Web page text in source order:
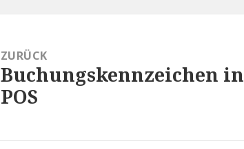
ZURÜCK
Vorheriger
Beitrag:
Buchungskennzeichen
POS